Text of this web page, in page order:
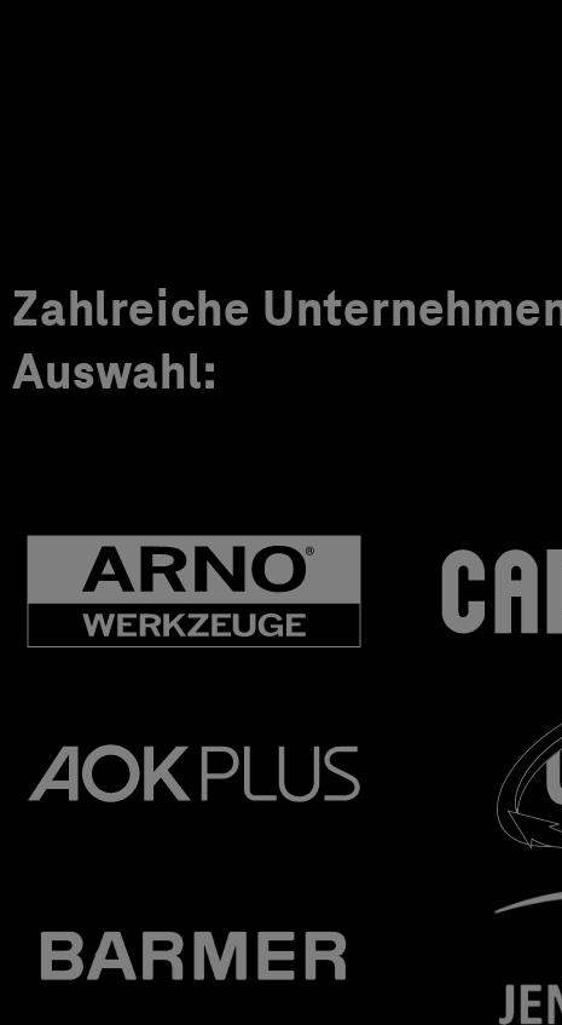
Zahlreiche
Auswahl: